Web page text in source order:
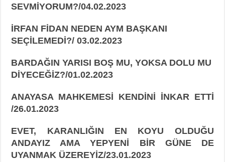
SEVMİYORUM?/04.02.2023
İRFAN FİDAN NEDEN AYM BAŞKANI
SEÇİLEMEDİ?/ 03.02.2023
BARDAĞIN YARISI BOŞ MU, YOKSA DOLU MU
DİYECEĞİZ?/01.02.2023
ANAYASA MAHKEMESİ KENDİNİ İNKAR ETTİ
/26.01.2023
EVET, KARANLIĞIN EN KOYU OLDUĞU
ANDAYIZ AMA YEPYENİ BİR GÜNE DE
UYANMAK ÜZEREYİZ/23.01.2023